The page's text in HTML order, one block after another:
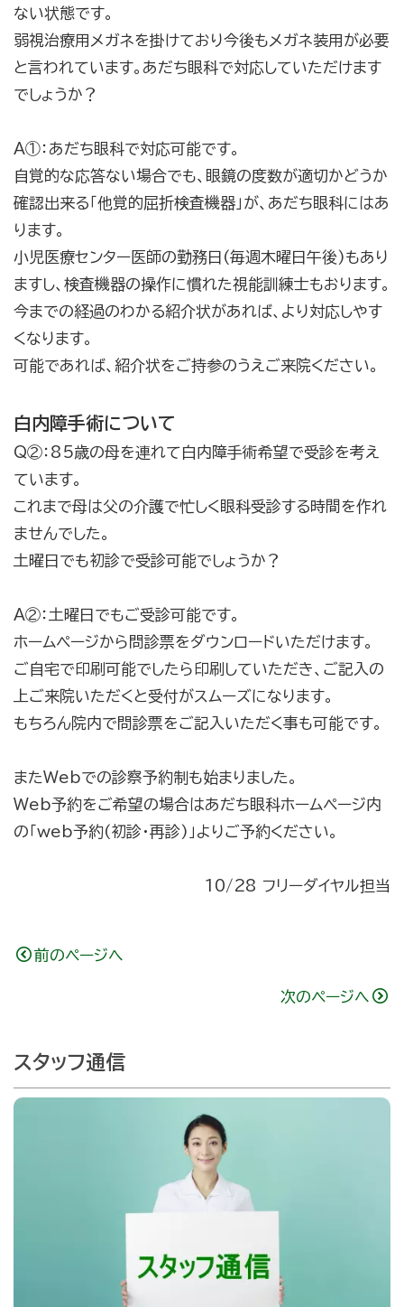
ない状態です。
弱視治療用メガネを掛けており今後もメガネ装用が必要
と言われています。あだち眼科で対応していただけます
でしょうか？
A①：あだち眼科で対応可能です。
自覚的な応答ない場合でも、眼鏡の度数が適切かどうか
確認出来る「他覚的屈折検査機器」が、あだち眼科にはあ
ります。
小児医療センター医師の勤務日(毎週木曜日午後)もあり
ますし、検査機器の操作に慣れた視能訓練士もおります。
今までの経過のわかる紹介状があれば、より対応しやす
くなります。
可能であれば、紹介状をご持参のうえご来院ください。
白内障手術について
Q②：85歳の母を連れて白内障手術希望で受診を考え
ています。
これまで母は父の介護で忙しく眼科受診する時間を作れ
ませんでした。
土曜日でも初診で受診可能でしょうか？
A②：土曜日でもご受診可能です。
ホームページから問診票をダウンロードいただけます。
ご自宅で印刷可能でしたら印刷していただき、ご記入の
上ご来院いただくと受付がスムーズになります。
もちろん院内で問診票をご記入いただく事も可能です。
またWebでの診察予約制も始まりました。
Web予約をご希望の場合はあだち眼科ホームページ内
の「web予約(初診・再診)」よりご予約ください。
10/28 フリーダイヤル担当
前のページへ
次のページへ
スタッフ通信